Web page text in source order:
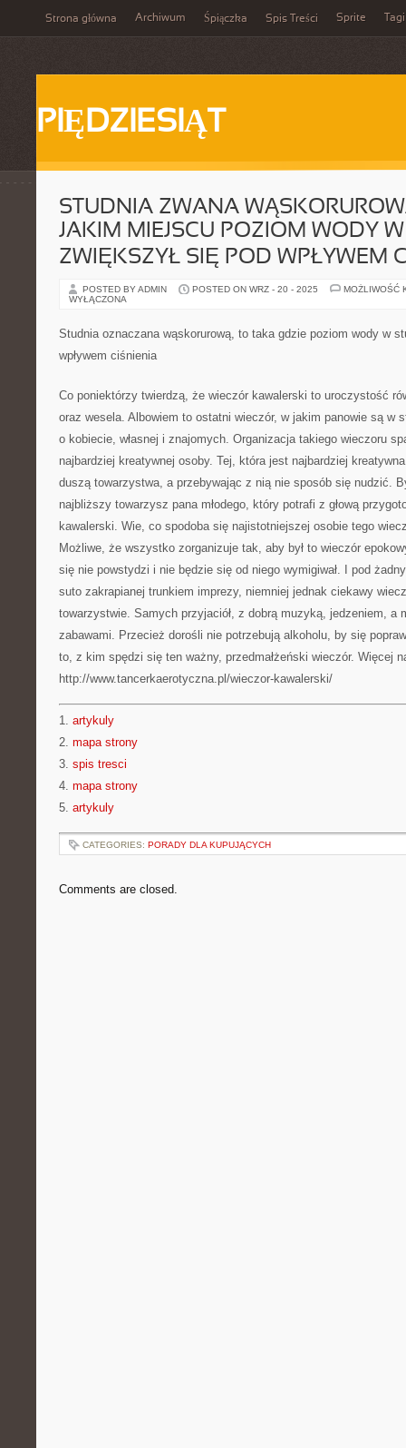
Strona główna Archiwum Śpiączka Spis Treści Sprite Tagi
PIĘDZIESIĄT
STUDNIA ZWANA
JAKIM MIEJSCU POZIOM WODY
ZWIĘKSZYŁ SIĘ POD WPŁYWEM
POSTED BY ADMIN POSTED ON WRZ - 20 - 2025
MOŻLIWOŚĆ
WYŁĄCZONA
Studnia oznaczana wąskorurową, to taka gdzie poziom wody w
wpływem ciśnienia
Co poniektórzy twierdzą, że wieczór kawalerski to uroczystość
oraz wesela. Albowiem to ostatni wieczór, w jakim panowie są w
o kobiecie, własnej i znajomych. Organizacja takiego wieczoru
najbardziej kreatywnej osoby. Tej, która jest najbardziej
duszą towarzystwa, a przebywając z nią nie sposób się nudzić.
najbliższy towarzysz pana młodego, który potrafi z głową
kawalerski. Wie, co spodoba się najistotniejszej osobie tego
Możliwe, że wszystko zorganizuje tak, aby był to wieczór
się nie powstydzi i nie będzie się od niego wymigiwał. I pod
suto zakrapianej trunkiem imprezy, niemniej jednak ciekawy
towarzystwie. Samych przyjaciół, z dobrą muzyką, jedzeniem, a
zabawami. Przecież dorośli nie potrzebują alkoholu, by się
to, z kim spędzi się ten ważny, przedmałżeński wieczór. Więcej
http://www.tancerkaerotyczna.pl/wieczor-kawalerski/
1. artykuly
2. mapa strony
3. spis tresci
4. mapa strony
5. artykuly
CATEGORIES: PORADY DLA KUPUJĄCYCH
Comments are closed.